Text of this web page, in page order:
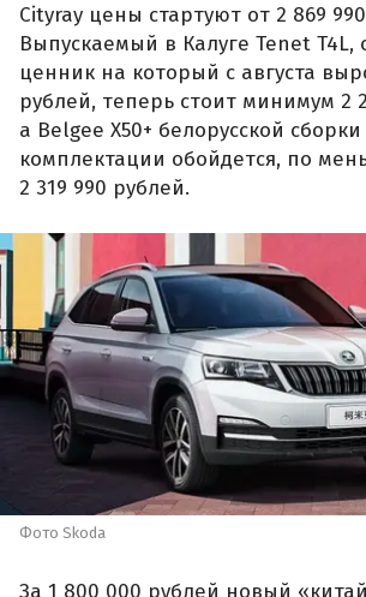
Cityray цены стартуют от 2 869
Выпускаемый в Калуге Tenet T4L,
ценник на который с августа
рублей, теперь стоит минимум 2
а Belgee X50+ белорусской
комплектации обойдется, по
2 319 990 рублей.
Фото Skoda
За 1 800 000 рублей новый